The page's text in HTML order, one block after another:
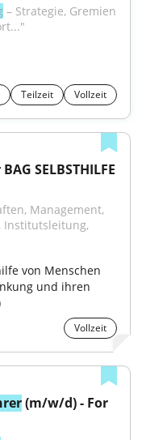
– Strategie, Gremien
Teilzeit Vollzeit
SELBSTHILFE
Management,
Institutsleitung,
von Menschen
und ihren
Vollzeit
(m/w/d) - For